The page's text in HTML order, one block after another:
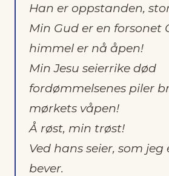
Han er oppstanden,
Min Gud er en forsonet
himmel er nå åpen!
Min Jesu seierrike død
fordømmelsenes piler
mørkets våpen!
Å røst, min trøst!
Ved hans seier, som jeg
bever.